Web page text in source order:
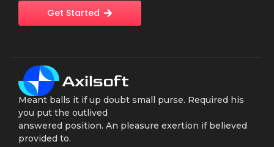
Get Started
Meant balls it if up doubt small purse. Required his
you put the outlived
answered position. An pleasure exertion if believed
provided to.